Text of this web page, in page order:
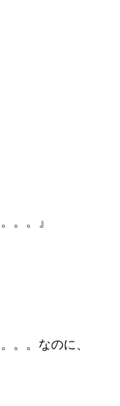
。。』
。。なのに、